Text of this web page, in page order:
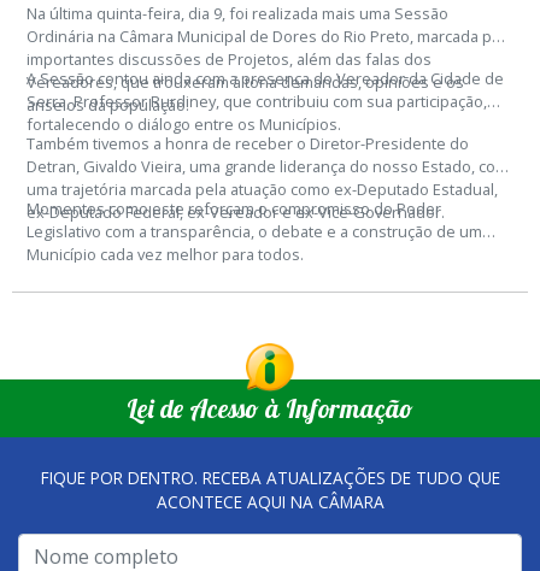
Na última quinta-feira, dia 9, foi realizada mais uma Sessão
Ordinária na Câmara Municipal de Dores do Rio Preto, marcada por
importantes discussões de Projetos, além das falas dos
Vereadores, que trouxeram à tona demandas, opiniões e os
anseios da população.
A Sessão contou ainda com a presença do Vereador da Cidade de
Serra, Professor Rurdiney, que contribuiu com sua participação,
fortalecendo o diálogo entre os Municípios.
Também tivemos a honra de receber o Diretor-Presidente do
Detran, Givaldo Vieira, uma grande liderança do nosso Estado, com
uma trajetória marcada pela atuação como ex-Deputado Estadual,
ex-Deputado Federal, ex-Vereador e ex-Vice-Governador.
Momentos como este reforçam o compromisso do Poder
Legislativo com a transparência, o debate e a construção de um
Município cada vez melhor para todos.
Lei de Acesso à Informação
FIQUE POR DENTRO. RECEBA ATUALIZAÇÕES DE TUDO QUE
ACONTECE AQUI NA CÂMARA